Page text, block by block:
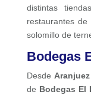
distintas
restaurantes
solomillo de
Bodegas
Desde Aranjuez
de Bodegas El